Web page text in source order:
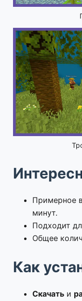
Примерное
минут.
Подходит
Общее
Как
Скачатьи